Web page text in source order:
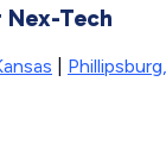
Tech